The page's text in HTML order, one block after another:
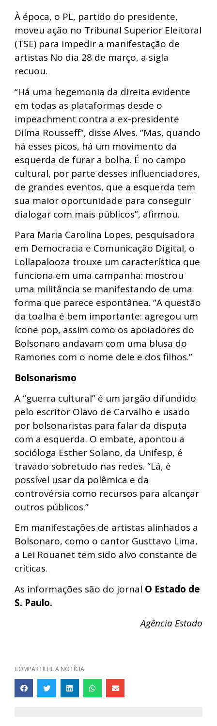
À época, o PL, partido do presidente,
moveu ação no Tribunal Superior Eleitoral
(TSE) para impedir a manifestação de
artistas No dia 28 de março, a sigla
recuou.
“Há uma hegemonia da direita evidente
em todas as plataformas desde o
impeachment contra a ex-presidente
Dilma Rousseff”, disse Alves. “Mas, quando
há esses picos, há um movimento da
esquerda de furar a bolha. É no campo
cultural, por parte desses influenciadores,
de grandes eventos, que a esquerda tem
sua maior oportunidade para conseguir
dialogar com mais públicos”, afirmou.
Para Maria Carolina Lopes, pesquisadora
em Democracia e Comunicação Digital, o
Lollapalooza trouxe um característica que
funciona em uma campanha: mostrou
uma militância se manifestando de uma
forma que parece espontânea. “A questão
da toalha é bem importante: agregou um
ícone pop, assim como os apoiadores do
Bolsonaro andavam com uma blusa do
Ramones com o nome dele e dos filhos.”
Bolsonarismo
A “guerra cultural” é um jargão difundido
pelo escritor Olavo de Carvalho e usado
por bolsonaristas para falar da disputa
com a esquerda. O embate, apontou a
socióloga Esther Solano, da Unifesp, é
travado sobretudo nas redes. “Lá, é
possível usar da polêmica e da
controvérsia como recursos para alcançar
outros públicos.”
Em manifestações de artistas alinhados a
Bolsonaro, como o cantor Gusttavo Lima,
a Lei Rouanet tem sido alvo constante de
críticas.
As informações são do jornal O Estado de
S. Paulo.
Agência Estado
COMPARTILHE A NOTÍCIA